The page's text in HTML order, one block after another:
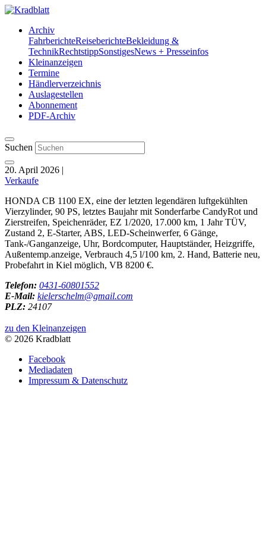
Archiv
FahrberichteReiseberichteBekleidung &
TechnikRechtstippSonstigesNews + Presseinfos
Kleinanzeigen
Termine
Händlerverzeichnis
Auslagestellen
Abonnement
PDF-Archiv
Suchen
20. April 2026 |
Verkaufe
HONDA CB 1100 EX, eine der letzten legendären luftgekühlten
Vierzylinder, 90 PS, letztes Baujahr mit Sonderfarbe CandyRot und
Zierstreifen, Speichenräder, EZ 1/2020, 17.000 km, 1 Jahr TÜV,
Zustand 2, E-Starter, ABS, LED-Scheinwerfer, 6 Gänge,
Tank-/Ganganzeige, Uhr, Bordcomputer, Hauptständer, Heizgriffe,
Außentemp.anzeige, Verbrauch 4,5 l/100 km, 2. Hand, Batterie neu,
Probefahrt in Kiel möglich, VB 8200 €.
Telefon: 0431-60801552
E-Mail: kielerschelm@gmail.com
PLZ: 24107
zu den Kleinanzeigen
© 2026 Kradblatt
Facebook
Mediadaten
Impressum & Datenschutz